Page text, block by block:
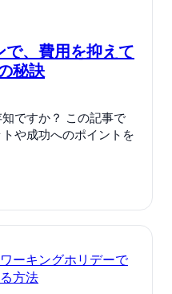
で、費用を抑えて
秘訣
ですか？ この記事で
や成功へのポイントを